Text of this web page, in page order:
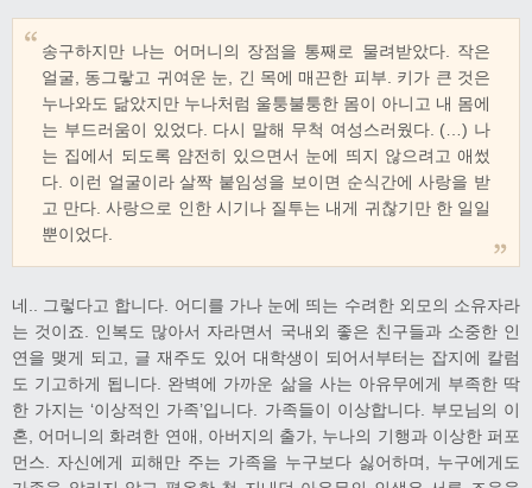
송구하지만 나는 어머니의 장점을 통째로 물려받았다. 작은
얼굴, 동그랗고 귀여운 눈, 긴 목에 매끈한 피부. 키가 큰 것은
누나와도 닮았지만 누나처럼 울퉁불퉁한 몸이 아니고 내 몸에
는 부드러움이 있었다. 다시 말해 무척 여성스러웠다. (…) 나
는 집에서 되도록 얌전히 있으면서 눈에 띄지 않으려고 애썼
다. 이런 얼굴이라 살짝 붙임성을 보이면 순식간에 사랑을 받
고 만다. 사랑으로 인한 시기나 질투는 내게 귀찮기만 한 일일
뿐이었다.
네.. 그렇다고 합니다. 어디를 가나 눈에 띄는 수려한 외모의 소유자라
는 것이죠. 인복도 많아서 자라면서 국내외 좋은 친구들과 소중한 인
연을 맺게 되고, 글 재주도 있어 대학생이 되어서부터는 잡지에 칼럼
도 기고하게 됩니다. 완벽에 가까운 삶을 사는 아유무에게 부족한 딱
한 가지는 ‘이상적인 가족’입니다. 가족들이 이상합니다. 부모님의 이
혼, 어머니의 화려한 연애, 아버지의 출가, 누나의 기행과 이상한 퍼포
먼스. 자신에게 피해만 주는 가족을 누구보다 싫어하며, 누구에게도